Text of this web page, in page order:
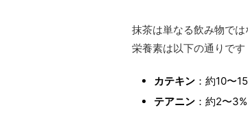
抹茶は単なる飲み物で
栄養素は以下の通りです
カテキン ：約10〜
テアニン ：約2〜